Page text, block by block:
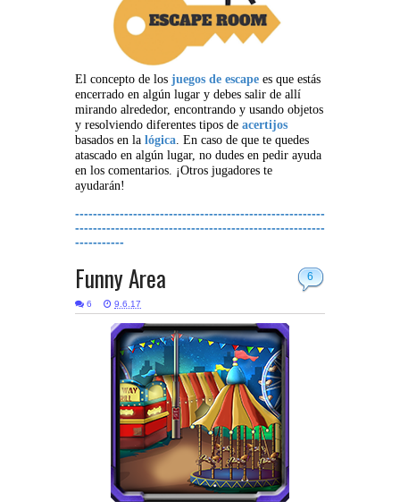
El concepto de los juegos de escape es que estás
encerrado en algún lugar y debes salir de allí
mirando alrededor, encontrando y usando objetos
y resolviendo diferentes tipos de acertijos
basados en la lógica. En caso de que te quedes
atascado en algún lugar, no dudes en pedir ayuda
en los comentarios. ¡Otros jugadores te
ayudarán!
--------------------------------------------------------
--------------------------------------------------------
-----------
6
Funny Area
6 9.6.17